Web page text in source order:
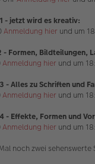
- jetzt wird es kreativ:
Anmeldung hier und um
- Formen, Bildteilungen,
Anmeldung hier und um
- Alles zu Schriften und
Anmeldung hier und um
- Effekte, Formen und
Anmeldung hier und um
noch zwei sehenswerte